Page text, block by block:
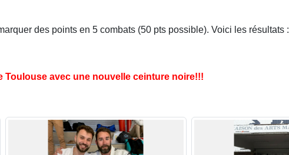
des points en 5 combats (50 pts possible). Voici les résultats :
Toulouse avec une nouvelle ceinture noire!!!